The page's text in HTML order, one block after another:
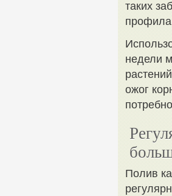
таких
недели
ожог
Полив